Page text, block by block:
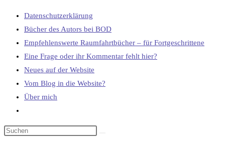
Datenschutzerklärung
Bücher des Autors bei BOD
Empfehlenswerte Raumfahrtbücher – für Fortgeschrittene
Eine Frage oder ihr Kommentar fehlt hier?
Neues auf der Website
Vom Blog in die Website?
Über mich
umschalten